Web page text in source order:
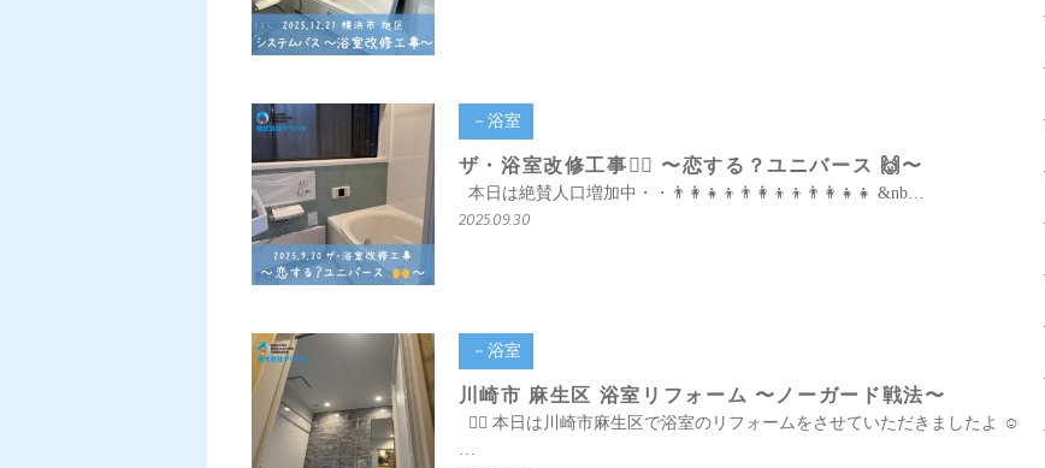
－浴室
ザ・浴室改修工事👷‍♀️ 〜恋する？ユニバース 🙌〜
本日は絶賛人口増加中・・👨‍👩‍👧‍👦👨‍👩‍👦‍👦👨‍👩‍👧‍👧 &nb…
2025.09.30
－浴室
川崎市 麻生区 浴室リフォーム 〜ノーガード戦法〜
💁‍♀️ 本日は川崎市麻生区で浴室のリフォームをさせていただきましたよ ☺️
…